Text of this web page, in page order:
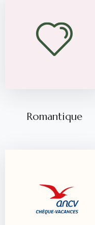
Romantique